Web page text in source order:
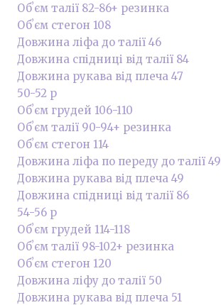
Обʼєм талії 82-86+ резинка
Обʼєм стегон 108
Довжина ліфа до талії 46
Довжина спідниці від талії 84
Довжина рукава від плеча 47
50-52 р
Обʼєм грудей 106-110
Обʼєм талії 90-94+ резинка
Обʼєм стегон 114
Довжина ліфа по переду до талії 49
Довжина рукава від плеча 49
Довжина спідниці від талії 86
54-56 р
Обʼєм грудей 114-118
Обʼєм талії 98-102+ резинка
Обʼєм стегон 120
Довжина ліфу до талії 50
Довжина рукава від плеча 51